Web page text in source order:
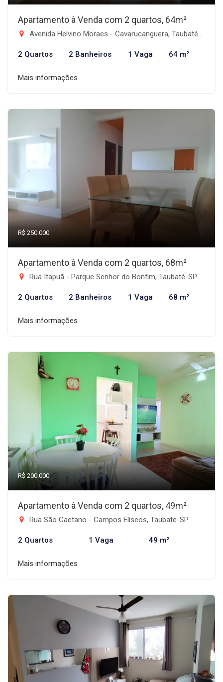
Apartamento à Venda com 2 quartos, 64m²
Avenida Helvino Moraes - Cavarucanguera, Taubaté-SP
2 Quartos 2 Banheiros 1 Vaga 64 m²
Mais informações
R$ 250.000
Apartamento à Venda com 2 quartos, 68m²
Rua Itapuã - Parque Senhor do Bonfim, Taubaté-SP
2 Quartos 2 Banheiros 1 Vaga 68 m²
Mais informações
R$ 200.000
Apartamento à Venda com 2 quartos, 49m²
Rua São Caetano - Campos Elíseos, Taubaté-SP
2 Quartos 1 Vaga 49 m²
Mais informações